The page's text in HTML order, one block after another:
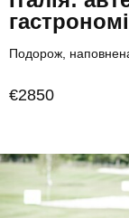
Подорож,
€2850